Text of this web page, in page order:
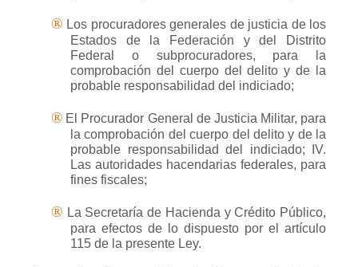
® Los procuradores generales de justicia de los
Estados de la Federación y del Distrito
Federal o subprocuradores, para la
comprobación del cuerpo del delito y de la
probable responsabilidad del indiciado;
® El Procurador General de Justicia Militar, para
la comprobación del cuerpo del delito y de la
probable responsabilidad del indiciado; IV.
Las autoridades hacendarias federales, para
fines fiscales;
® La Secretaría de Hacienda y Crédito Público,
para efectos de lo dispuesto por el artículo
115 de la presente Ley.